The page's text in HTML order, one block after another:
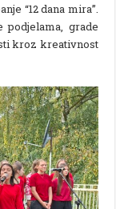
“12 dana mira”.
podjelama, grade
kroz kreativnost